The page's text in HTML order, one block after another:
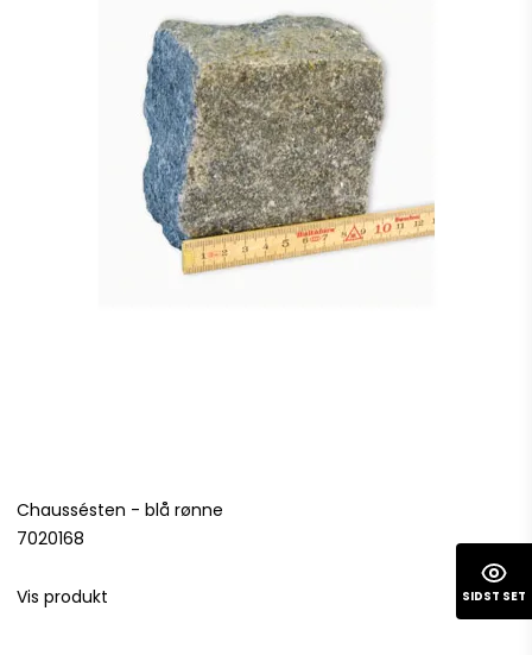
Chaussésten - blå rønne
7020168
Vis produkt SIDST SET